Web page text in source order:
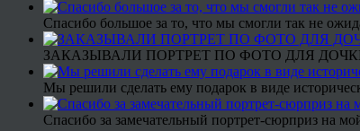
Спасибо большое за то, что мы смогли так не
ЗАКАЗЫВАЛИ ПОРТРЕТ ПО ФОТО ДЛЯ
Мы решили сделать ему подарок в виде
Спасибо за замечательный портрет-сюрприз на